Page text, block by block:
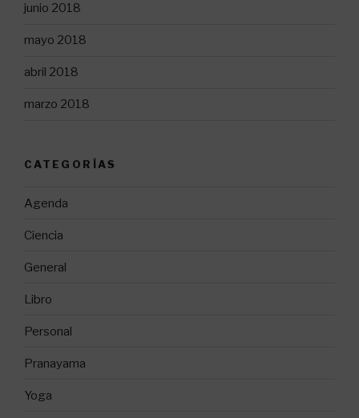
junio 2018
mayo 2018
abril 2018
marzo 2018
CATEGORÍAS
Agenda
Ciencia
General
Libro
Personal
Pranayama
Yoga